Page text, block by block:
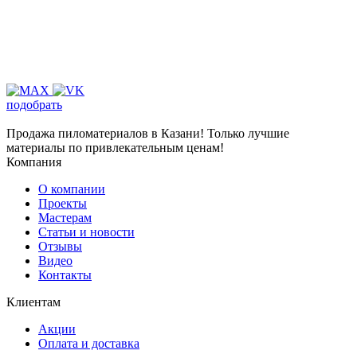
подобрать
Продажа пиломатериалов в Казани! Только лучшие
материалы по привлекательным ценам!
Компания
О компании
Проекты
Мастерам
Статьи и новости
Отзывы
Видео
Контакты
Клиентам
Акции
Оплата и доставка